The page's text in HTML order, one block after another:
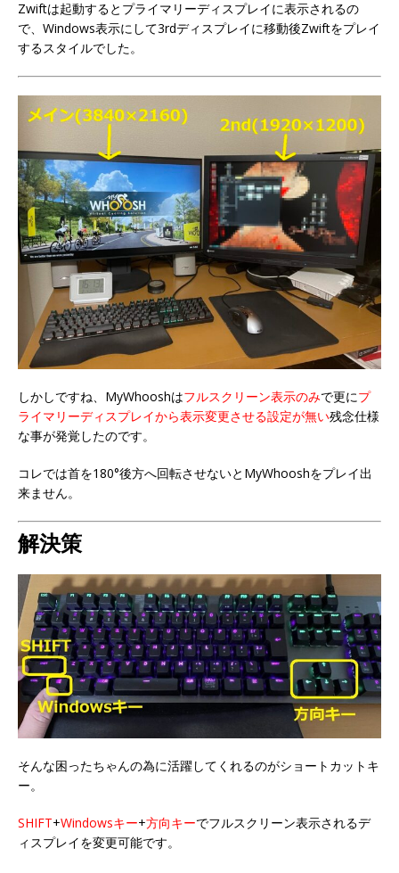
Zwiftは起動するとプライマリーディスプレイに表示されるの
で、Windows表示にして3rdディスプレイに移動後Zwiftをプレイ
するスタイルでした。
しかしですね、MyWhooshはフルスクリーン表示のみで更にプ
ライマリーディスプレイから表示変更させる設定が無い残念仕様
な事が発覚したのです。
コレでは首を180°後方へ回転させないとMyWhooshをプレイ出
来ません。
解決策
そんな困ったちゃんの為に活躍してくれるのがショートカットキ
ー。
SHIFT+Windowsキー+方向キーでフルスクリーン表示されるデ
ィスプレイを変更可能です。